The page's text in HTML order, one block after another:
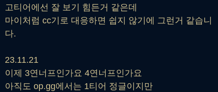
고티어에선 잘 보기 힘든거 같은데
마이처럼 cc기로 대응하면 쉽지 않기에 그런거 같습니
다.
23.11.21
이제 3연너프인가요 4연너프인가요
아직도 op.gg에서는 1티어 정글이지만